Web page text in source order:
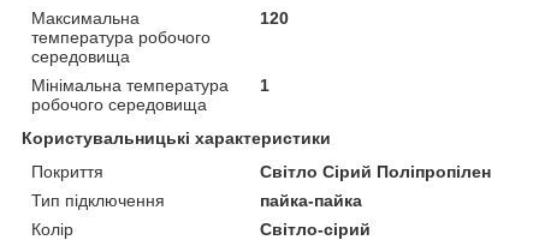
Максимальна
температура робочого
середовища
120
Мінімальна температура
робочого середовища
1
Користувальницькі характеристики
Покриття
Світло Сірий Поліпропілен
Тип підключення
пайка-пайка
Колір
Світло-сірий